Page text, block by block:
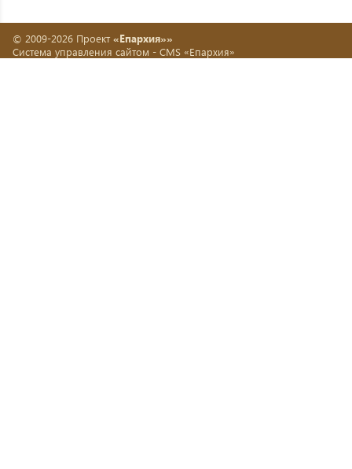
© 2009-2026 Проект «Епархия»»
Система управления сайтом - CMS «Епархия»